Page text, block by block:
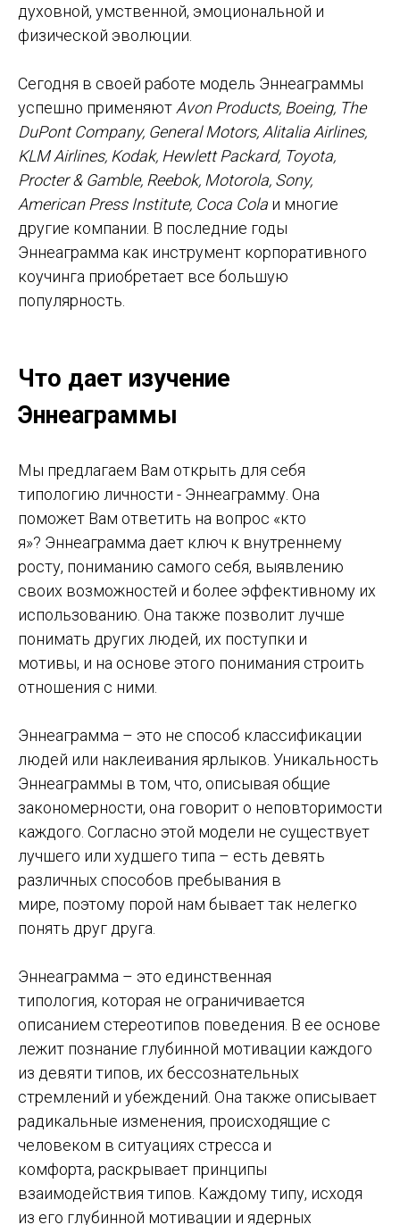
духовной, умственной, эмоциональной и
физической эволюции.
Сегодня в своей работе модель Эннеаграммы
успешно применяют Avon Products, Boeing, The
DuPont Company, General Motors, Alitalia Airlines,
KLM Airlines, Kodak, Hewlett Packard, Toyota,
Procter & Gamble, Reebok, Motorola, Sony,
American Press Institute, Coca Cola и многие
другие компании. В последние годы
Эннеаграмма как инструмент корпоративного
коучинга приобретает все большую
популярность.
Что дает изучение
Эннеаграммы
Мы предлагаем Вам открыть для себя
типологию личности - Эннеаграмму. Она
поможет Вам ответить на вопрос «кто
я»? Эннеаграмма дает ключ к внутреннему
росту, пониманию самого себя, выявлению
своих возможностей и более эффективному их
использованию. Она также позволит лучше
понимать других людей, их поступки и
мотивы, и на основе этого понимания строить
отношения с ними.
Эннеаграмма – это не способ классификации
людей или наклеивания ярлыков. Уникальность
Эннеаграммы в том, что, описывая общие
закономерности, она говорит о неповторимости
каждого. Согласно этой модели не существует
лучшего или худшего типа – есть девять
различных способов пребывания в
мире, поэтому порой нам бывает так нелегко
понять друг друга.
Эннеаграмма – это единственная
типология, которая не ограничивается
описанием стереотипов поведения. В ее основе
лежит познание глубинной мотивации каждого
из девяти типов, их бессознательных
стремлений и убеждений. Она также описывает
радикальные изменения, происходящие с
человеком в ситуациях стресса и
комфорта, раскрывает принципы
взаимодействия типов. Каждому типу, исходя
из его глубинной мотивации и ядерных